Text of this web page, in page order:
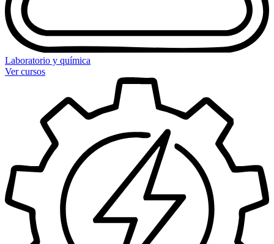
Laboratorio y química
Ver cursos